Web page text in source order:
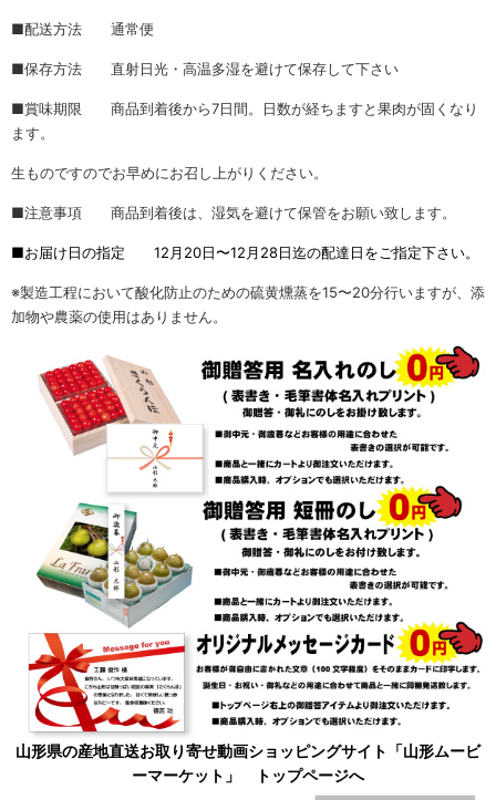
■配送方法 通常便
■保存方法 直射日光・高温多湿を避けて保存して下さい
■賞味期限 商品到着後から7日間。日数が経ちますと果肉が固くなり
ます。
生ものですのでお早めにお召し上がりください。
■注意事項 商品到着後は、湿気を避けて保管をお願い致します。
■お届け日の指定 12月20日〜12月28日迄の配達日をご指定下さい。
※製造工程において酸化防止のための硫黄燻蒸を15〜20分行いますが、添
加物や農薬の使用はありません。
山形県の産地直送お取り寄せ動画ショッピングサイト「山形ムービ
ーマーケット」 トップページへ